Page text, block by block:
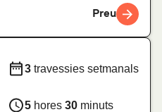
Preu
3 travessies setmanals
5 hores 30 minuts